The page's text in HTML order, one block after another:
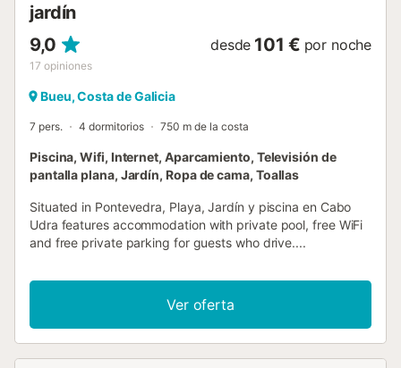
jardín
9,0
17 opiniones
desde 101 € por noche
Bueu, Costa de Galicia
7 pers. 4 dormitorios 750 m de la costa
Piscina, Wifi, Internet, Aparcamiento, Televisión de
pantalla plana, Jardín, Ropa de cama, Toallas
Situated in Pontevedra, Playa, Jardín y piscina en Cabo
Udra features accommodation with private pool, free WiFi
and free private parking for guests who drive....
Ver oferta